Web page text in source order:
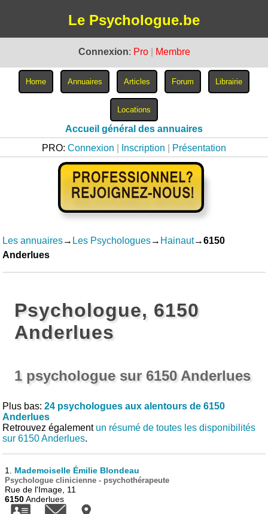
Le Psychologue.be
Connexion: Pro Membre
Accueil général des annuaires
PRO: Connexion Inscription Présentation
Les annuaires→ Les Psychologues→ Hainaut→6150
Anderlues
Psychologue, 6150
Anderlues
1 psychologue sur 6150 Anderlues
Plus bas:24 psychologues aux alentours de 6150
Anderlues
Retrouvez également un résumé de toutes les disponibilités
sur 6150 Anderlues.
1. Mademoiselle Émilie Blondeau
Psychologue clinicienne - psychothérapeute
Rue de l'Image, 11
6150Anderlues